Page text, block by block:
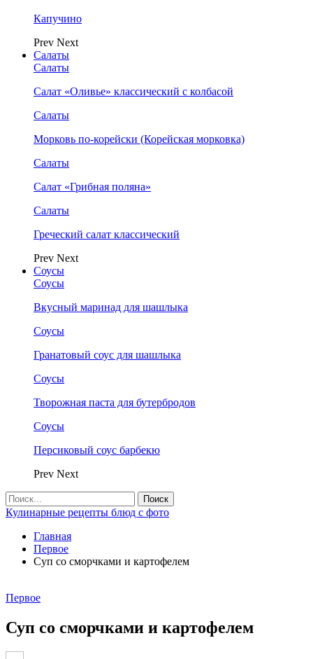
Капучино
Prev Next
Салаты
Салаты
Салат «Оливье» классический с колбасой
Салаты
Морковь по-корейски (Корейская морковка)
Салаты
Салат «Грибная поляна»
Салаты
Греческий салат классический
Prev Next
Соусы
Соусы
Вкусный маринад для шашлыка
Соусы
Гранатовый соус для шашлыка
Соусы
Творожная паста для бутербродов
Соусы
Персиковый соус барбекю
Prev Next
Кулинарные рецепты блюд с фото
Главная
Первое
Суп со сморчками и картофелем
Первое
Суп со сморчками и картофелем